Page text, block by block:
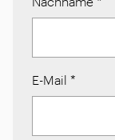
E-Mail *